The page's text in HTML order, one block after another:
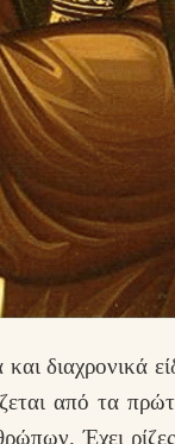
διαχρονικά
από τα πρώτα
Έχει